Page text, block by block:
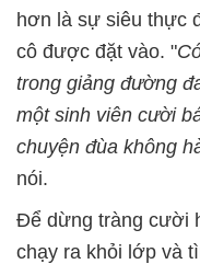
hơn là sự siêu thực
cô được đặt vào. "
trong giảng đường
một sinh viên cười
chuyện đùa không
nói.
Để dừng tràng cười
chạy ra khỏi lớp và